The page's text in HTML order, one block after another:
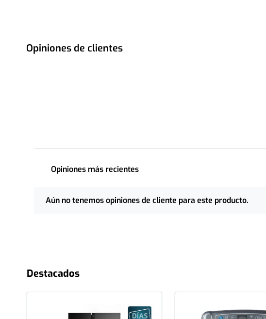
Opiniones de clientes
Opiniones más recientes
Aún no tenemos opiniones de cliente para este producto.
Destacados